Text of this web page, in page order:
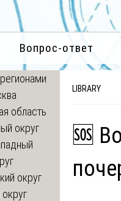
Вопрос-ответ
LIBRARY
🆘
область
округ
округ